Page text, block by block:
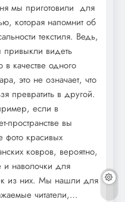
мы приготовили для
которая напомнит об
текстиля. Ведь,
привыкли видеть
в качестве одного
это не означает, что
превратить в другой.
если в
пространстве вы
фото красивых
ковров, вероятно,
и наволочки для
из них. Мы нашли для
читатели,…